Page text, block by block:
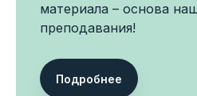
материала – основа
преподавания!
Подробнее